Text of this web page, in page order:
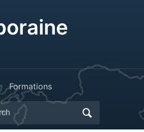
Formations